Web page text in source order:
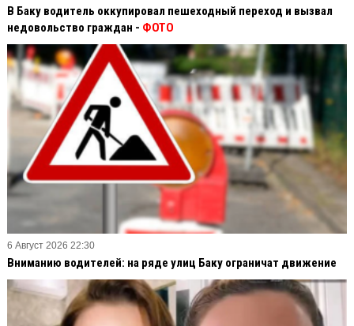
В Баку водитель оккупировал пешеходный переход и вызвал
недовольство граждан - ФОТО
6 Август 2026 22:30
Вниманию водителей: на ряде улиц Баку ограничат движение